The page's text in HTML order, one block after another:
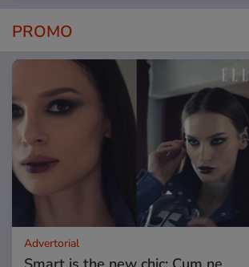
PROMO
Advertorial